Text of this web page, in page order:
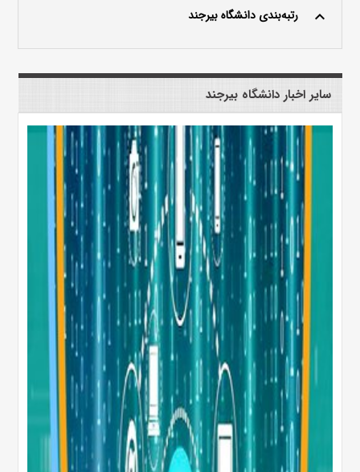
keyboard_arrow_up رتبه‌بندی دانشگاه بیرجند
سایر اخبار دانشگاه بیرجند